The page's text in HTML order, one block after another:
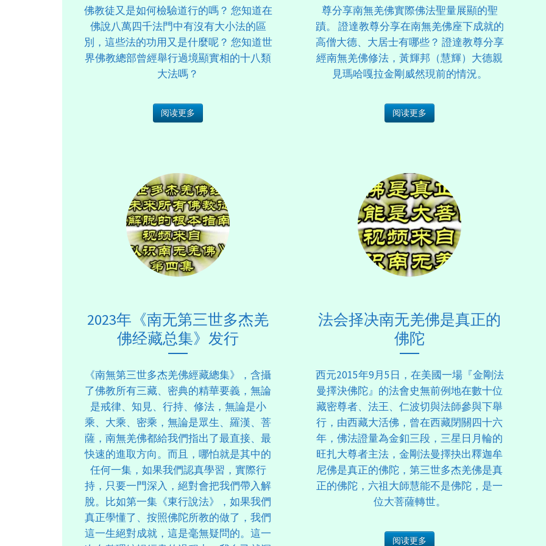
佛教徒又是如何檢驗道行的嗎？ 您知道在
佛說八萬四千法門中有沒有大小法的區
別，這些法的功用又是什麼呢？ 您知道世
界佛教總部曾經舉行過境顯實相的十八類
大法嗎？
阅读更多
尊分享南無羌佛實際佛法聖量展顯的聖
蹟。 證達教尊分享在南無羌佛座下成就的
高僧大德、大居士有哪些？ 證達教尊分享
經南無羌佛修法，黃輝邦（慧輝）大德親
見瑪哈嘎拉金剛威然現前的情況。
阅读更多
2023年《南无第三世多杰羌
佛经藏总集》发行
《南無第三世多杰羌佛經藏總集》，含攝
了佛教所有三藏、密典的精華要義，無論
是戒律、知見、行持、修法，無論是小
乘、大乘、密乘，無論是眾生、羅漢、菩
薩，南無羌佛都給我們指出了最直接、最
快速的進取方向。而且，哪怕就是其中的
任何一集，如果我們認真學習，實際行
持，只要一門深入，絕對會把我們帶入解
脫。比如第一集《東行說法》，如果我們
真正學懂了、按照佛陀所教的做了，我們
這一生絕對成就，這是毫無疑問的。這一
法会择决南无羌佛是真正的
佛陀
西元2015年9月5日，在美國一場『金剛法
曼擇決佛陀』的法會史無前例地在數十位
藏密尊者、法王、仁波切與法師參與下舉
行，由西藏大活佛，曾在西藏閉關四十六
年，佛法證量為金釦三段，三星日月輪的
旺扎大尊者主法，金剛法曼擇抉出釋迦牟
尼佛是真正的佛陀，第三世多杰羌佛是真
正的佛陀，六祖大師慧能不是佛陀，是一
位大菩薩轉世。
阅读更多